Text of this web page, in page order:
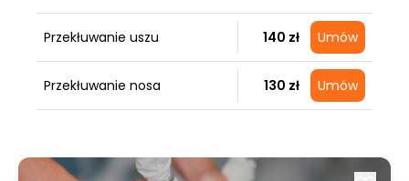
Przekłuwanie uszu 140 zł Umów
Przekłuwanie nosa 130 zł Umów